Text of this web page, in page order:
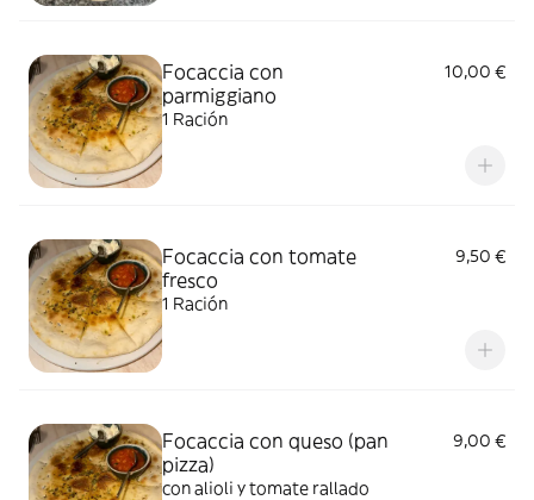
Focaccia con
parmiggiano
10,00 €
1 Ración
Focaccia con tomate
fresco
9,50 €
1 Ración
Focaccia con queso (pan
pizza)
9,00 €
con alioli y tomate rallado